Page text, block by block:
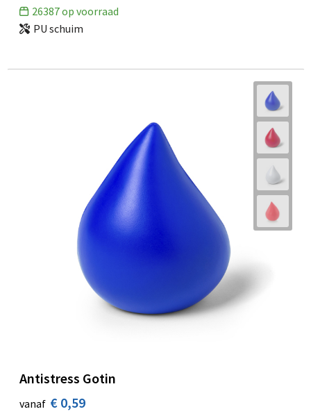
26387op voorraad
PU schuim
Antistress Gotin
vanaf € 0,59